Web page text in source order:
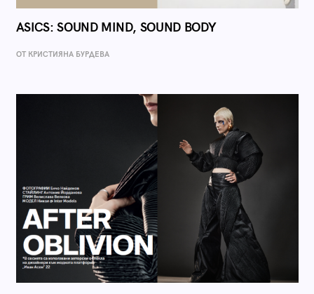
ASICS: SOUND MIND, SOUND BODY
ОТ КРИСТИЯНА БУРДЕВА